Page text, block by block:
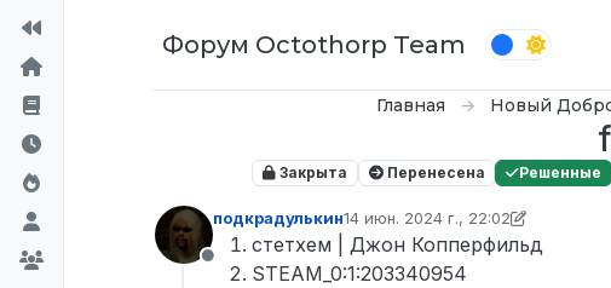
Форум Octothorp Team
Главная Новый
Закрыта Перенесена Решенные
Не в сети
подкрадулькин14 июн. 2024 г., 22:02
отредактировано подкрадулькин
стетхем | Джон Копперфильд
STEAM_0:1:203340954